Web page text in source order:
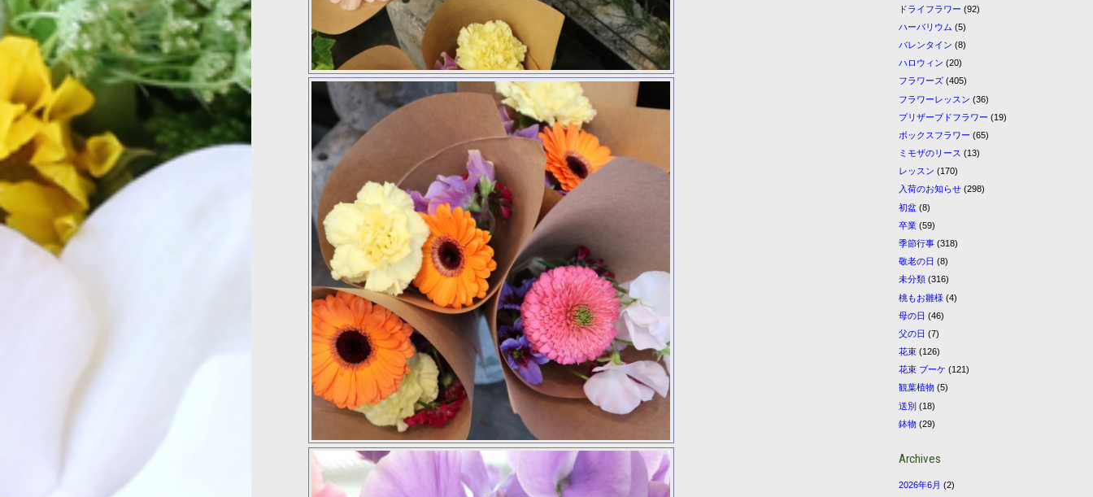
ドライフラワー (92)
ハーバリウム (5)
バレンタイン (8)
ハロウィン (20)
フラワーズ (405)
フラワーレッスン (36)
プリザーブドフラワー (19)
ボックスフラワー (65)
ミモザのリース (13)
レッスン (170)
入荷のお知らせ (298)
初盆 (8)
卒業 (59)
季節行事 (318)
敬老の日 (8)
未分類 (316)
桃もお雛様 (4)
母の日 (46)
父の日 (7)
花束 (126)
花束 ブーケ (121)
観葉植物 (5)
送別 (18)
鉢物 (29)
Archives
2026年6月 (2)